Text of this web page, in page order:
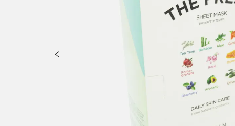
Root Extract, Schisandra Chinensis Fruit